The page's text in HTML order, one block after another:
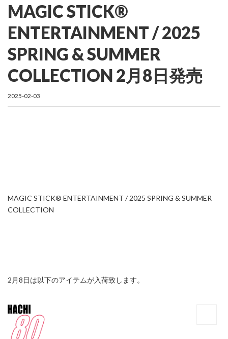
MAGIC STICK®
ENTERTAINMENT / 2025
SPRING & SUMMER
COLLECTION 2月8日発売
2025-02-03
MAGIC STICK® ENTERTAINMENT / 2025 SPRING & SUMMER
COLLECTION
2月8日は以下のアイテムが入荷致します。